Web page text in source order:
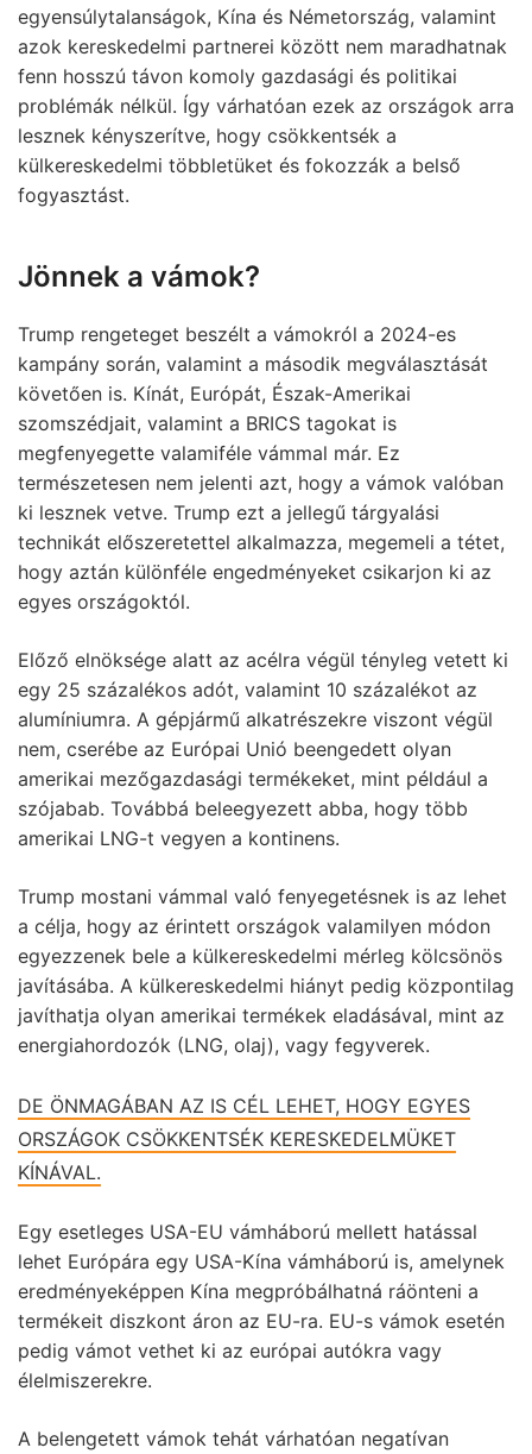
egyensúlytalanságok, Kína és Németország, valamint
azok kereskedelmi partnerei között nem maradhatnak
fenn hosszú távon komoly gazdasági és politikai
problémák nélkül. Így várhatóan ezek az országok arra
lesznek kényszerítve, hogy csökkentsék a
külkereskedelmi többletüket és fokozzák a belső
fogyasztást.
Jönnek a vámok?
Trump rengeteget beszélt a vámokról a 2024-es
kampány során, valamint a második megválasztását
követően is. Kínát, Európát, Észak-Amerikai
szomszédjait, valamint a BRICS tagokat is
megfenyegette valamiféle vámmal már. Ez
természetesen nem jelenti azt, hogy a vámok valóban
ki lesznek vetve. Trump ezt a jellegű tárgyalási
technikát előszeretettel alkalmazza, megemeli a tétet,
hogy aztán különféle engedményeket csikarjon ki az
egyes országoktól.
Előző elnöksége alatt az acélra végül tényleg vetett ki
egy 25 százalékos adót, valamint 10 százalékot az
alumíniumra. A gépjármű alkatrészekre viszont végül
nem, cserébe az Európai Unió beengedett olyan
amerikai mezőgazdasági termékeket, mint például a
szójabab. Továbbá beleegyezett abba, hogy több
amerikai LNG-t vegyen a kontinens.
Trump mostani vámmal való fenyegetésnek is az lehet
a célja, hogy az érintett országok valamilyen módon
egyezzenek bele a külkereskedelmi mérleg kölcsönös
javításába. A külkereskedelmi hiányt pedig központilag
javíthatja olyan amerikai termékek eladásával, mint az
energiahordozók (LNG, olaj), vagy fegyverek.
DE ÖNMAGÁBAN AZ IS CÉL LEHET, HOGY EGYES
ORSZÁGOK CSÖKKENTSÉK KERESKEDELMÜKET
KÍNÁVAL.
Egy esetleges USA-EU vámháború mellett hatással
lehet Európára egy USA-Kína vámháború is, amelynek
eredményeképpen Kína megpróbálhatná ráönteni a
termékeit diszkont áron az EU-ra. EU-s vámok esetén
pedig vámot vethet ki az európai autókra vagy
élelmiszerekre.
A belengetett vámok tehát várhatóan negatívan